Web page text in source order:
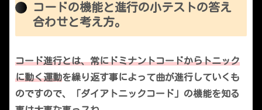
コードの機能と進行の小テストの答え
合わせと考え方。
コード進行とは、常にドミナントコードからトニック
に動く運動を繰り返す事によって曲が進行していくも
のですので、「ダイアトニックコード」の機能を知る